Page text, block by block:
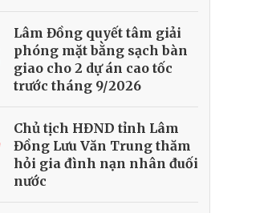
Lâm Đồng quyết tâm giải
phóng mặt bằng sạch bàn
giao cho 2 dự án cao tốc
trước tháng 9/2026
Chủ tịch HĐND tỉnh Lâm
Đồng Lưu Văn Trung thăm
hỏi gia đình nạn nhân đuối
nước